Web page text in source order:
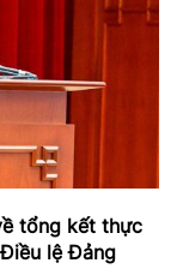
tổng kết thực
lệ Đảng